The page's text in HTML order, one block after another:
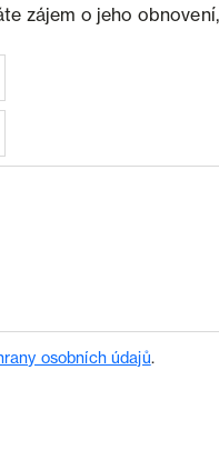
zájem o jeho
osobních údajů.